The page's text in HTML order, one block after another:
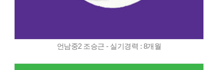
언남중2 조승근 - 실기경력 : 8개월